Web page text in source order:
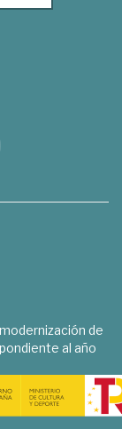
de
al año